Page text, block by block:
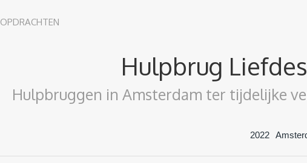
OPDRACHTEN
Hulpbrug
Hulpbruggen in Amsterdam ter tijdelijke
2022